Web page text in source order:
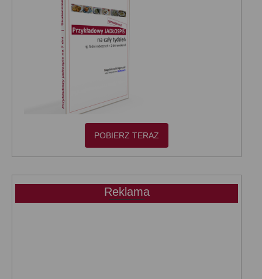
POBIERZ TERAZ
Reklama